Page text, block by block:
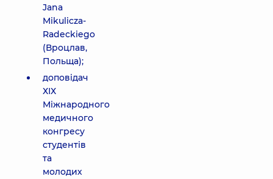
Jana
Mikulicza-
Radeckiego
(Вроцлав,
Польща);
доповідач
ХІХ
Міжнародного
медичного
конгресу
студентів
та
молодих